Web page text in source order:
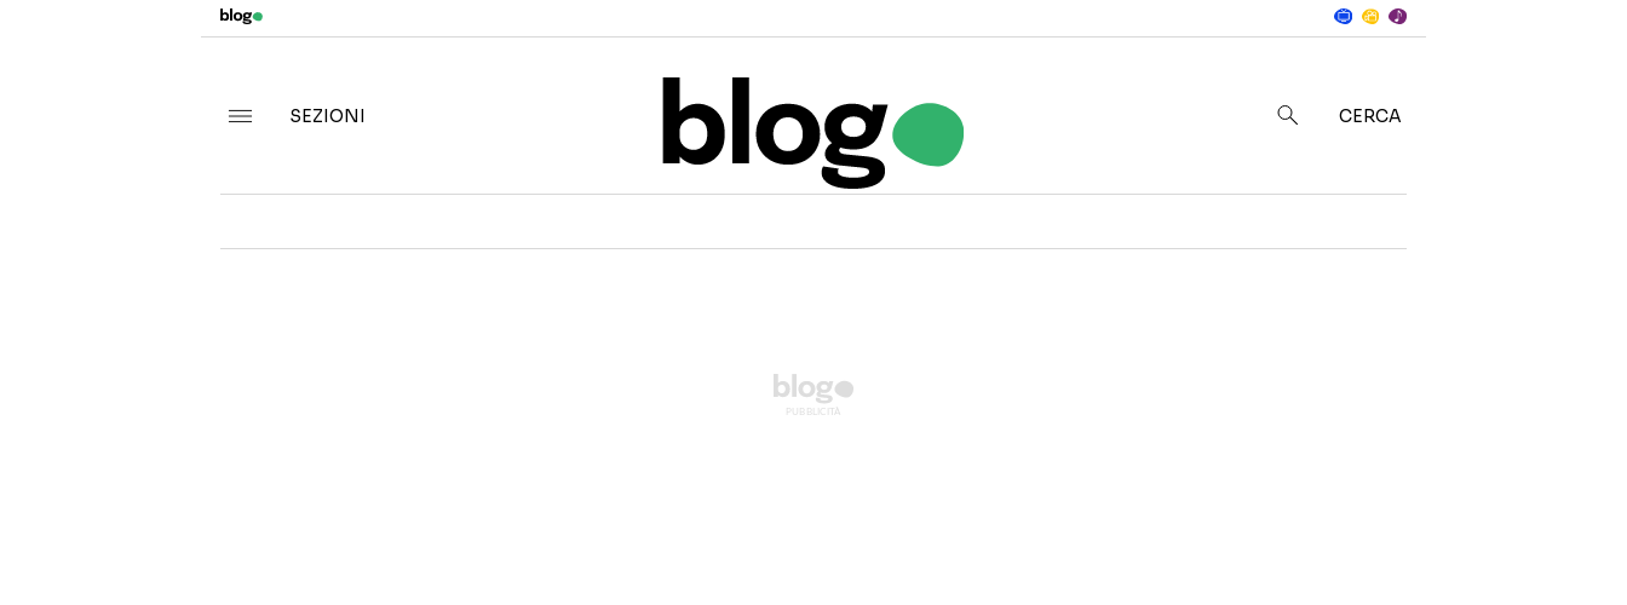
SEZIONI
CERCA